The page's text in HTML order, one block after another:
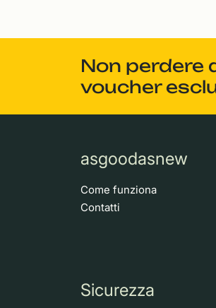
Non perdere
voucher
asgoodasnew
Come funziona
Contatti
Sicurezza